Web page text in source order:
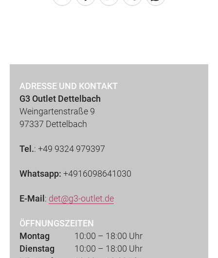
ADRESSE UND KONTAKT
G3 Outlet Dettelbach
Weingartenstraße 9
97337 Dettelbach
Tel.: +49 9324 979397
Whatsapp: +4916098641030
E-Mail : det@g3-outlet.de
ÖFFNUNGSZEITEN
Montag
10:00 – 18:00 Uhr
Dienstag
10:00 – 18:00 Uhr